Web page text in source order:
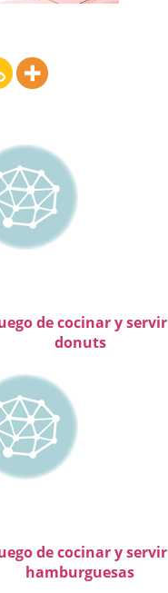
de cocinar y servir
donuts
de cocinar y servir
hamburguesas